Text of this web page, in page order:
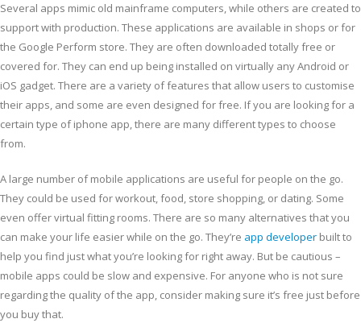
Several apps mimic old mainframe computers, while others are created to
support with production. These applications are available in shops or for
the Google Perform store. They are often downloaded totally free or
covered for. They can end up being installed on virtually any Android or
iOS gadget. There are a variety of features that allow users to customise
their apps, and some are even designed for free. If you are looking for a
certain type of iphone app, there are many different types to choose
from.
A large number of mobile applications are useful for people on the go.
They could be used for workout, food, store shopping, or dating. Some
even offer virtual fitting rooms. There are so many alternatives that you
can make your life easier while on the go. They’re app developer built to
help you find just what you’re looking for right away. But be cautious –
mobile apps could be slow and expensive. For anyone who is not sure
regarding the quality of the app, consider making sure it’s free just before
you buy that.